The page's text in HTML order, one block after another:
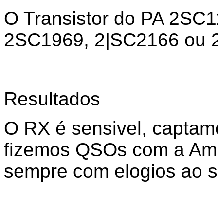
O Transistor do PA
2SC1969, 2|SC2166 ou
Resultados
O RX é sensivel,
fizemos QSOs com a
sempre com elogios ao